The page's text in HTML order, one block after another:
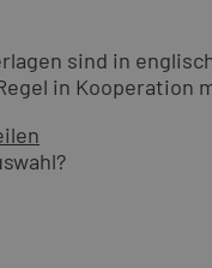
sind in
in Kooperation